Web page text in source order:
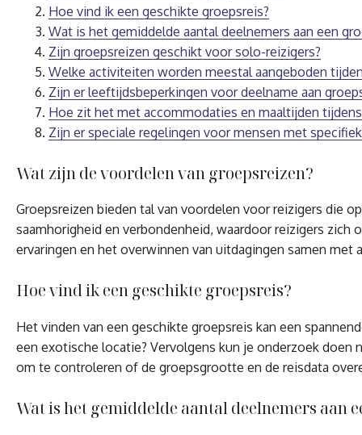
Hoe vind ik een geschikte groepsreis?
Wat is het gemiddelde aantal deelnemers aan een
Zijn groepsreizen geschikt voor solo-reizigers?
Welke activiteiten worden meestal aangeboden
Zijn er leeftijdsbeperkingen voor deelname aan
Hoe zit het met accommodaties en maaltijden
Zijn er speciale regelingen voor mensen met
Wat zijn de voordelen van groepsreizen?
Groepsreizen bieden tal van voordelen voor reizigers die
saamhorigheid en verbondenheid, waardoor reizigers
ervaringen en het overwinnen van uitdagingen samen met
Hoe vind ik een geschikte groepsreis?
Het vinden van een geschikte groepsreis kan een
een exotische locatie? Vervolgens kun je onderzoek doen
om te controleren of de groepsgrootte en de reisdata
Wat is het gemiddelde aantal deelnemers aan